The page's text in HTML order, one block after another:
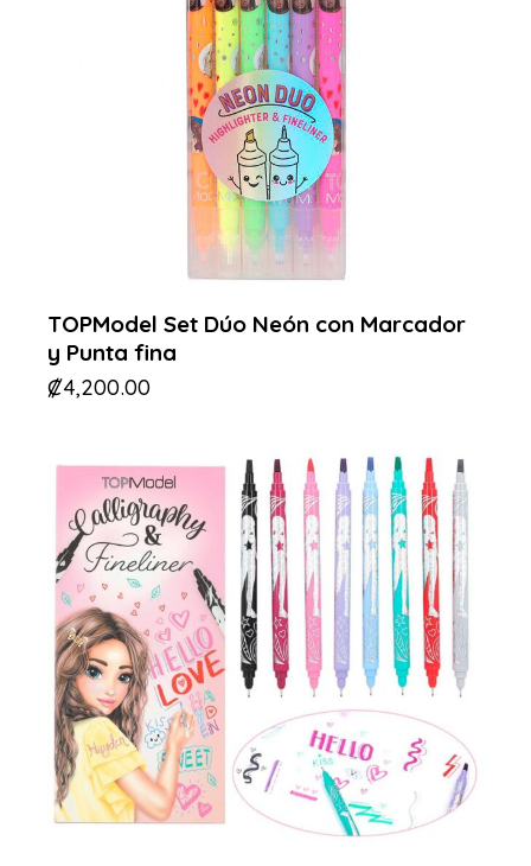
TOPModel Set Dúo Neón con Marcador
y Punta fina
₡4,200.00